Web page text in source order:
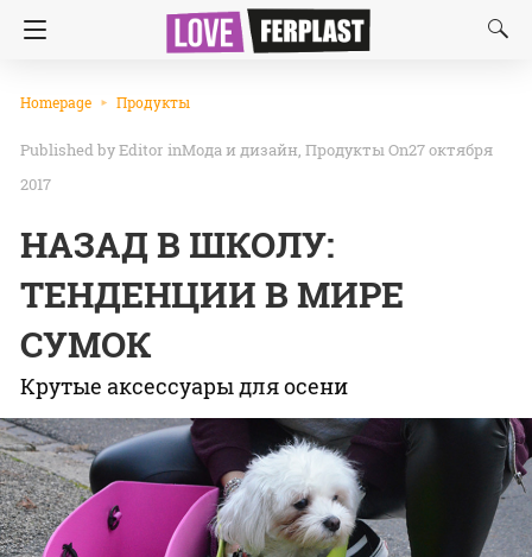
Homepage Продукты
Editor inМода и дизaйн ПродуктыOn27 октября
2017
НАЗАД В ШКОЛУ:
ТЕНДЕНЦИИ В МИРЕ
СУМОК
Крутые аксессуары для осени